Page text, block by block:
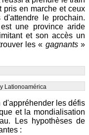
pris en marche et ceux
le prochain.
une province aride
et son accès un
les « gagnants»
Lationoamérica
d'appréhender les défis
et la mondialisation
Les hypothèses de
: